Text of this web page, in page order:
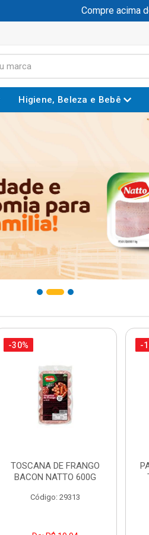
Compre acima de R$
Higiene, Beleza e Bebê
-30%
TOSCANA DE FRANGO
BACON NATTO 600G
Código: 29313
-